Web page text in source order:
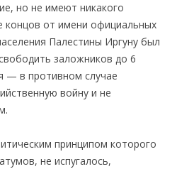
но не имеют никакого
концов от имени официальных
Палестины Иргуну был
заложников до 6
— в противном случае
войну и не
принципом которого
не испугалось,